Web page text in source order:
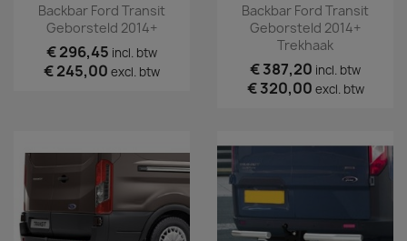
Backbar Ford Transit
Geborsteld 2014+
€ 296,45 incl. btw
€ 245,00 excl. btw
Backbar Ford Transit
Geborsteld 2014+
Trekhaak
€ 387,20 incl. btw
€ 320,00 excl. btw